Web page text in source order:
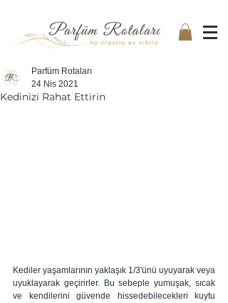
Kedinizi Rahat Ettirin
Parfüm Rotaları
24 Nis 2021
Kediler yaşamlarının yaklaşık 1/3'ünü uyuyarak veya
uyuklayarak geçirirler. Bu sebeple yumuşak, sıcak
ve kendilerini güvende hissedebilecekleri kuytu